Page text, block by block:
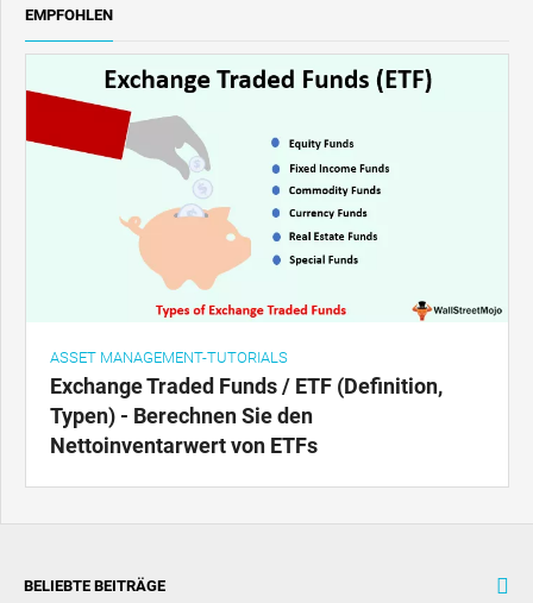
EMPFOHLEN
ASSET MANAGEMENT-TUTORIALS
Exchange Traded Funds / ETF (Definition,
Typen) - Berechnen Sie den
Nettoinventarwert von ETFs
BELIEBTE BEITRÄGE